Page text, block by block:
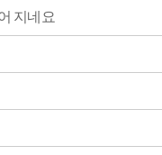
지네요